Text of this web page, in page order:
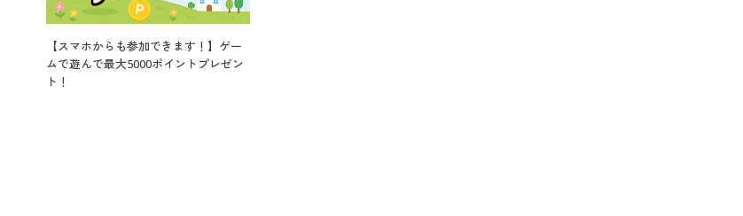
【スマホからも参加できます！】ゲー
ムで遊んで最大5000ポイントプレゼン
ト！